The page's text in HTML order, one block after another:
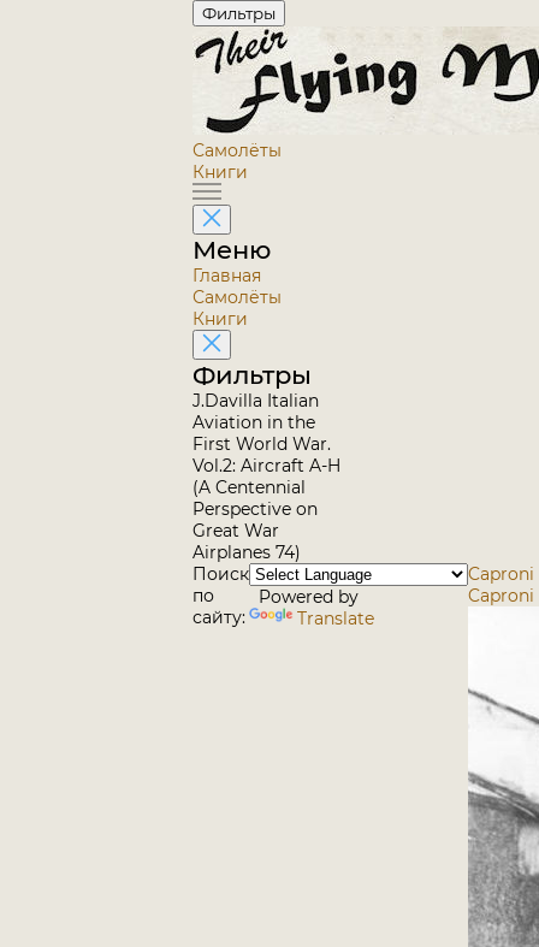
Фильтры
Самолёты
Книги
Меню
Главная
Самолёты
Книги
Фильтры
J.Davilla Italian
Aviation in the
First World War.
Vol.2: Aircraft A-H
(A Centennial
Perspective on
Great War
Airplanes 74)
Поиск
по
сайту:
Powered by
Translate
Caproni
Caproni